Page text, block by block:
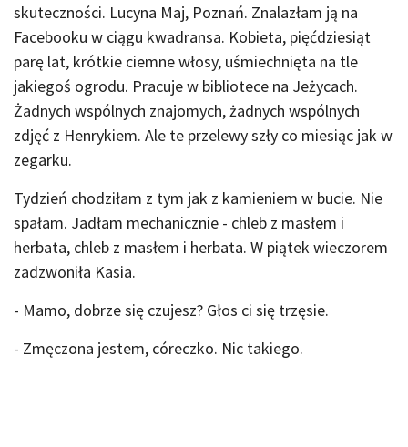
skuteczności. Lucyna Maj, Poznań. Znalazłam ją na
Facebooku w ciągu kwadransa. Kobieta, pięćdziesiąt
parę lat, krótkie ciemne włosy, uśmiechnięta na tle
jakiegoś ogrodu. Pracuje w bibliotece na Jeżycach.
Żadnych wspólnych znajomych, żadnych wspólnych
zdjęć z Henrykiem. Ale te przelewy szły co miesiąc jak w
zegarku.
Tydzień chodziłam z tym jak z kamieniem w bucie. Nie
spałam. Jadłam mechanicznie - chleb z masłem i
herbata, chleb z masłem i herbata. W piątek wieczorem
zadzwoniła Kasia.
- Mamo, dobrze się czujesz? Głos ci się trzęsie.
- Zmęczona jestem, córeczko. Nic takiego.